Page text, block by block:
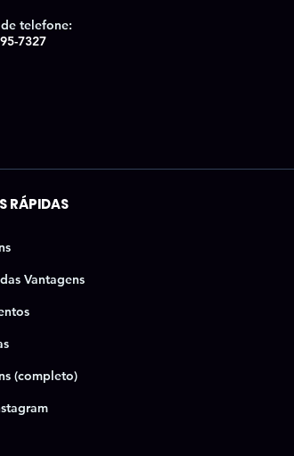
telefone:
7327
RÁPIDAS
Vantagens
(completo)